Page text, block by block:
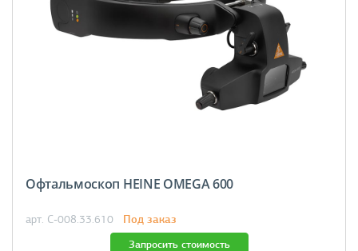
Офтальмоскоп HEINE OMEGA 600
арт. C-008.33.610 Под заказ
Запросить стоимость